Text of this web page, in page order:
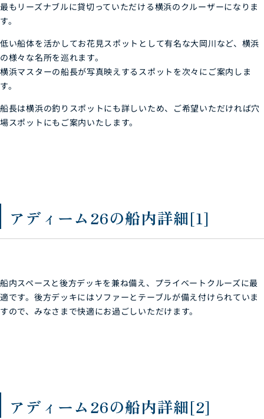
最もリーズナブルに貸切っていただける横浜のクルーザーになりま
す。
低い船体を活かしてお花見スポットとして有名な大岡川など、横浜
の様々な名所を巡れます。
横浜マスターの船長が写真映えするスポットを次々にご案内しま
す。
船長は横浜の釣りスポットにも詳しいため、ご希望いただければ穴
場スポットにもご案内いたします。
アディーム26の船内詳細[1]
船内スペースと後方デッキを兼ね備え、プライベートクルーズに最
適です。後方デッキにはソファーとテーブルが備え付けられていま
すので、みなさまで快適にお過ごしいただけます。
アディーム26の船内詳細[2]